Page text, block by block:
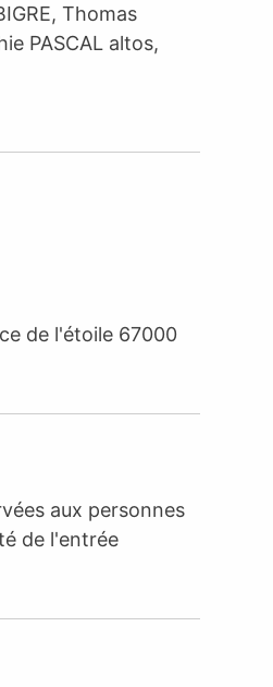
Thomas
PASCAL altos,
de l'étoile 67000
aux personnes
de l'entrée